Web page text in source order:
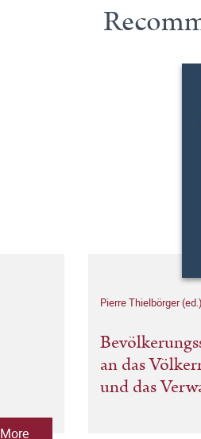
More
Pierre Thielbörger (ed.)
an das
und das